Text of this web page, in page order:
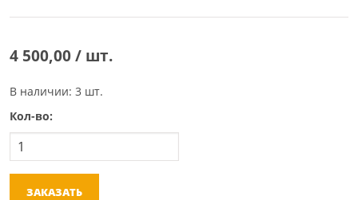
4 500,00 / шт.
В наличии: 3 шт.
Кол-во:
ЗАКАЗАТЬ